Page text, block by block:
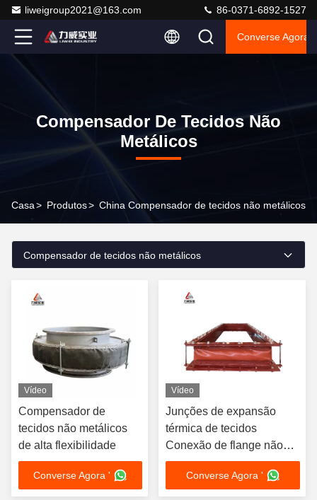
liweigroup2021@163.com 86-0371-6892-1527
Converse Agora
Compensador De Tecidos Não
Metálicos
Casa> Produtos> China Compensador de tecidos não metálicos
Compensador de tecidos não metálicos
Vídeo
Compensador de
tecidos não metálicos
de alta flexibilidade
Converse Agora '
Vídeo
Junções de expansão
térmica de tecidos
Conexão de flange não
metálica -70°C a 350°C
Converse Agora '